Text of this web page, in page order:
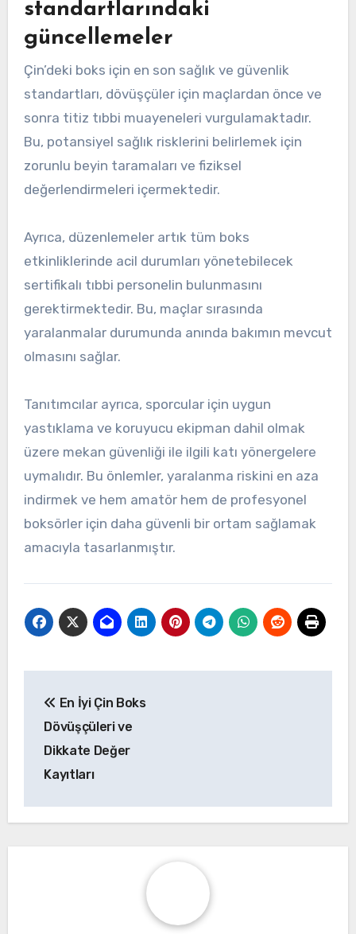
standartlarındaki
güncellemeler
Çin’deki boks için en son sağlık ve güvenlik
standartları, dövüşçüler için maçlardan önce ve
sonra titiz tıbbi muayeneleri vurgulamaktadır.
Bu, potansiyel sağlık risklerini belirlemek için
zorunlu beyin taramaları ve fiziksel
değerlendirmeleri içermektedir.
Ayrıca, düzenlemeler artık tüm boks
etkinliklerinde acil durumları yönetebilecek
sertifikalı tıbbi personelin bulunmasını
gerektirmektedir. Bu, maçlar sırasında
yaralanmalar durumunda anında bakımın mevcut
olmasını sağlar.
Tanıtımcılar ayrıca, sporcular için uygun
yastıklama ve koruyucu ekipman dahil olmak
üzere mekan güvenliği ile ilgili katı yönergelere
uymalıdır. Bu önlemler, yaralanma riskini en aza
indirmek ve hem amatör hem de profesyonel
boksörler için daha güvenli bir ortam sağlamak
amacıyla tasarlanmıştır.
navigation
En İyi Çin Boks
Dövüşçüleri ve
Dikkate Değer
Kayıtları